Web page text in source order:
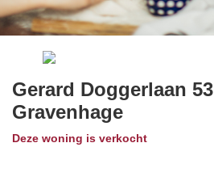
Previous
Gerard Doggerlaan 53
Gravenhage
Deze woning is verkocht